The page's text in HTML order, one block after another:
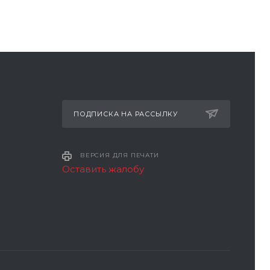
ПОДПИСКА НА РАССЫЛКУ
ВЕРСИЯ ДЛЯ ПЕЧАТИ
Оставить жалобу